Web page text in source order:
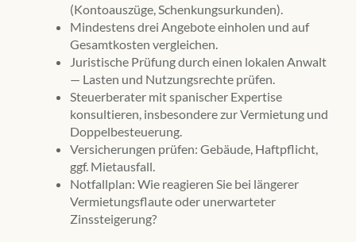
(Kontoauszüge, Schenkungsurkunden).
Mindestens drei Angebote einholen und auf
Gesamtkosten vergleichen.
Juristische Prüfung durch einen lokalen Anwalt
— Lasten und Nutzungsrechte prüfen.
Steuerberater mit spanischer Expertise
konsultieren, insbesondere zur Vermietung und
Doppelbesteuerung.
Versicherungen prüfen: Gebäude, Haftpflicht,
ggf. Mietausfall.
Notfallplan: Wie reagieren Sie bei längerer
Vermietungsflaute oder unerwarteter
Zinssteigerung?